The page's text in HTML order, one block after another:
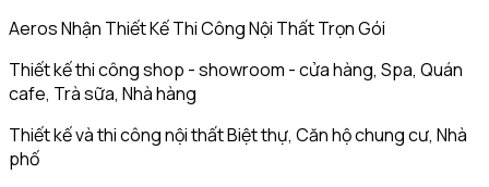
Aeros Nhận Thiết Kế Thi Công Nội Thất Trọn Gói
Thiết kế thi công shop - showroom - cửa hàng, Spa, Quán
cafe, Trà sữa, Nhà hàng
Thiết kế và thi công nội thất Biệt thự, Căn hộ chung cư, Nhà
phố